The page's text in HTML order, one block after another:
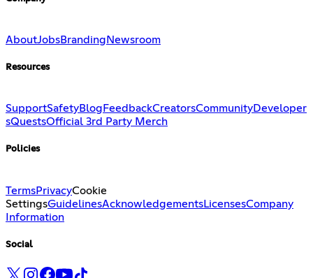
AboutJobsBranding Newsroom
Resources
SupportSafetyBlog FeedbackCreatorsCommunityDeveloper
sQuestsOfficial 3rd Party Merch
Policies
TermsPrivacyCookie
SettingsGuidelinesAcknowledgementsLicensesCompany
Information
Social